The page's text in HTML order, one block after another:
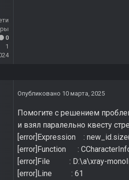
0
1
Опубликовано 10 марта, 2025
Помогите с решением
и взял паралельно квесту
[error]Expression :
[error]Function :
[error]File : D:\a\xray-
[error]Line : 61